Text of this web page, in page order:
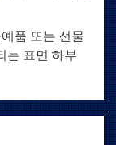
품 또는 선물
는 표면 하부